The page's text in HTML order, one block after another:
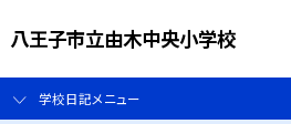
八王子市立由木中央小学校
学校日記メニュー